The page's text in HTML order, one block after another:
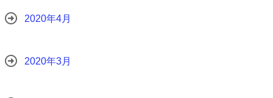
2020年4月
2020年3月